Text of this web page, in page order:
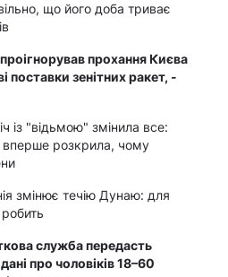
що його доба триває
прохання Києва
поставки зенітних ракет, -
із "відьмою" змінила все:
вперше розкрила, чому
змінює течію Дунаю: для
служба передасть
про чоловіків 18–60